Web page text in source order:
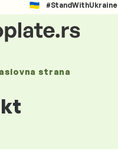
#StandWithUkraine
strana